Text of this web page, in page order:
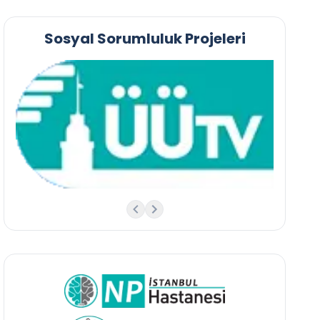
Sosyal Sorumluluk Projeleri